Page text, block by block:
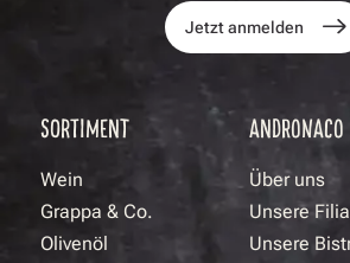
Jetzt anmelden
SORTIMENT
Wein
Grappa & Co.
Olivenöl
ANDRONACO
Über uns
Unsere
Unsere